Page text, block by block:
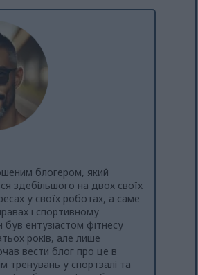
блогером, який
здебільшого на двох своїх
у своїх роботах, а саме
і спортивному
був ентузіастом фітнесу
років, але лише
вести блог про це в
тренувань у спортзалі та